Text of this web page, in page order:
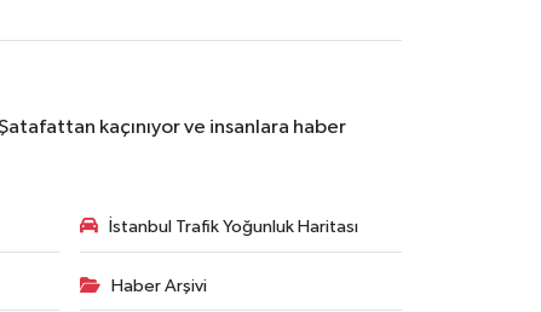
kaçınıyor ve insanlara haber
İstanbul Trafik Yoğunluk Haritası
Haber Arşivi